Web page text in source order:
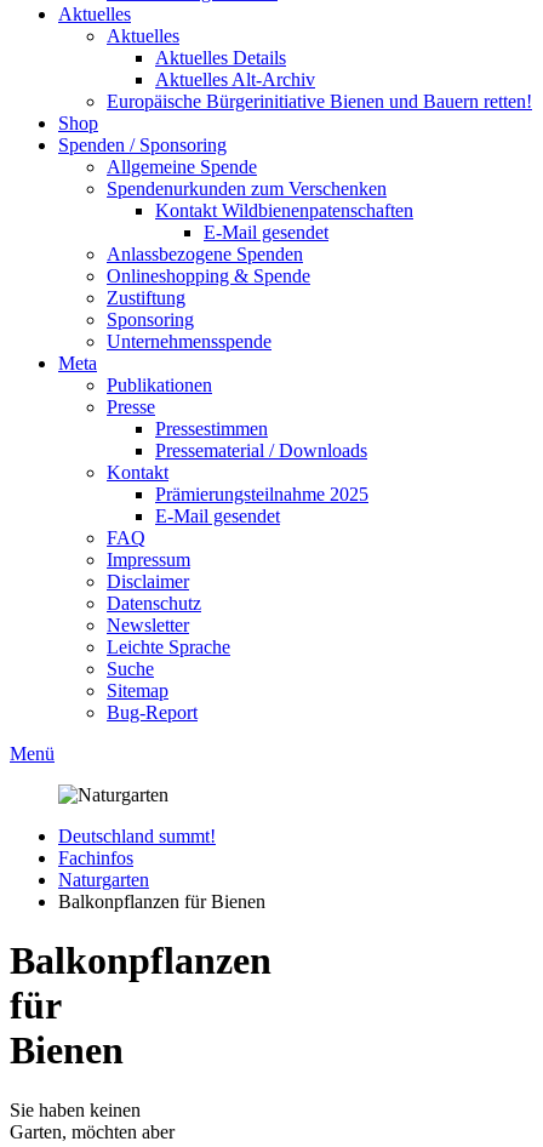
Aktuelles
Aktuelles
Aktuelles Details
Aktuelles Alt-Archiv
Europäische Bürgerinitiative Bienen und Bauern retten!
Shop
Spenden / Sponsoring
Allgemeine Spende
Spendenurkunden zum Verschenken
Kontakt Wildbienenpatenschaften
E-Mail gesendet
Anlassbezogene Spenden
Onlineshopping & Spende
Zustiftung
Sponsoring
Unternehmensspende
Meta
Publikationen
Presse
Pressestimmen
Pressematerial / Downloads
Kontakt
Prämierungsteilnahme 2025
E-Mail gesendet
FAQ
Impressum
Disclaimer
Datenschutz
Newsletter
Leichte Sprache
Suche
Sitemap
Bug-Report
Menü
Deutschland summt!
Fachinfos
Naturgarten
Balkonpflanzen für Bienen
Balkonpflanzen
für
Bienen
Sie haben keinen
Garten, möchten aber